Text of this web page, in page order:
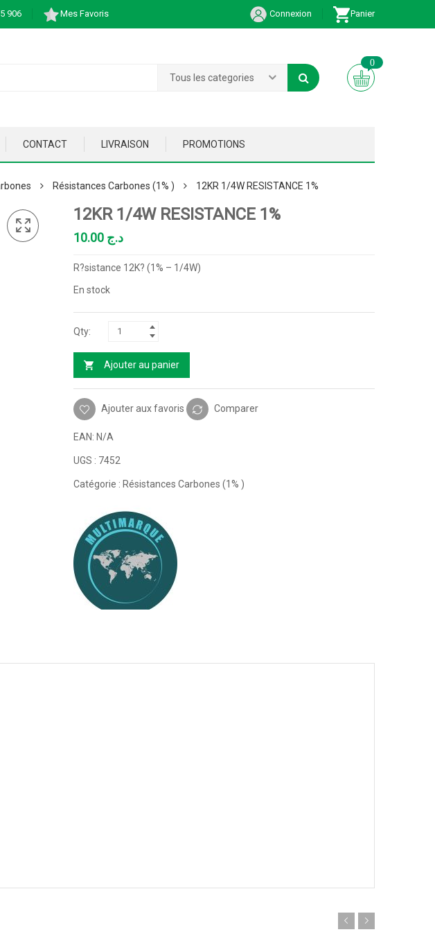
906 Mes Favoris Connexion Panier
Tous les categories
0
CONTACT LIVRAISON PROMOTIONS
Résistances Carbones (1% ) 12KR 1/4W RESISTANCE 1%
12KR 1/4W RESISTANCE 1%
د.ج
R?sistance 12K? (1% – 1/4W)
En stock
Ajouter au panier
Ajouter aux favoris Comparer
EAN: N/A
UGS : 7452
Catégorie : Résistances Carbones (1% )